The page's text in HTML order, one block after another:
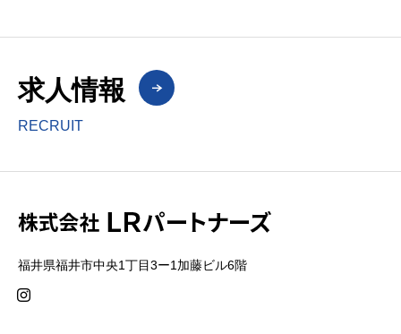
求人情報
RECRUIT
福井県福井市中央1丁目3ー1加藤ビル6階